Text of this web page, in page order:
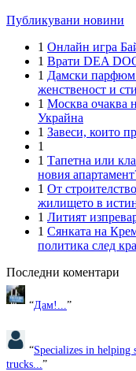
Публикувани новини
1 Онлайн игра
1 Врати DEA
1 Дамски парфюм
женственост и
1 Москва очаква
Украйна
1 Завеси, които
1
1 Тапетна или
новия
1 От
жилището в
1 Литият
1 Сянката на
политика след
Последни коментари
“Дам!... ”
“Specializes in helping
trucks... ”